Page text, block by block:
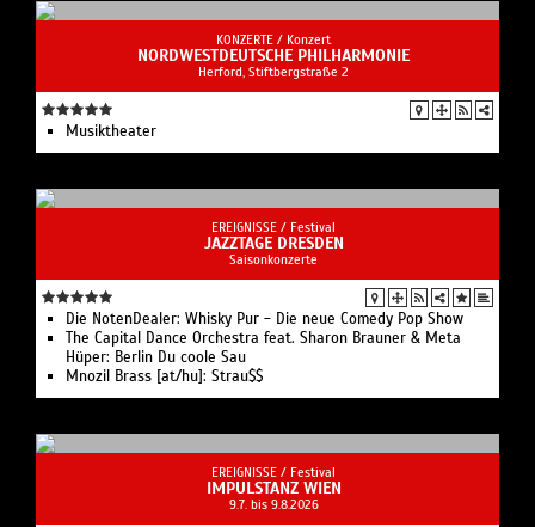
KONZERTE / Konzert
NORDWESTDEUTSCHE PHILHARMONIE
Herford, Stiftbergstraße 2
Musiktheater
EREIGNISSE / Festival
JAZZTAGE DRESDEN
Saisonkonzerte
Die NotenDealer: Whisky Pur - Die neue Comedy Pop Show
The Capital Dance Orchestra feat. Sharon Brauner & Meta
Hüper: Berlin Du coole Sau
Mnozil Brass [at/hu]: Strau$$
EREIGNISSE / Festival
IMPULSTANZ WIEN
9.7. bis 9.8.2026